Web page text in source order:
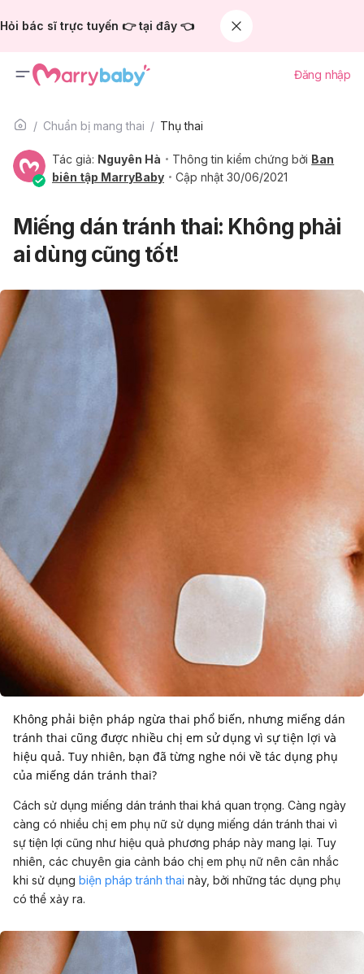
Hỏi bác sĩ trực tuyến 👉 tại đây 👈
Đăng nhập
Chuẩn bị mang thai Thụ thai
Tác giả: Nguyên Hà Thông tin kiểm chứng bởi Ban
biên tập MarryBaby
Cập nhật 30/06/2021
Miếng dán tránh thai: Không phải
ai dùng cũng tốt!
Không phải biện pháp ngừa thai phổ biến, nhưng miếng dán
tránh thai cũng được nhiều chị em sử dụng vì sự tiện lợi và
hiệu quả. Tuy nhiên, bạn đã từng nghe nói về tác dụng phụ
của miếng dán tránh thai?
Cách sử dụng miếng dán tránh thai khá quan trọng. Càng ngày
càng có nhiều chị em phụ nữ sử dụng miếng dán tránh thai vì
sự tiện lợi cũng như hiệu quả phương pháp này mang lại. Tuy
nhiên, các chuyên gia cảnh báo chị em phụ nữ nên cân nhắc
khi sử dụng biện pháp tránh thai này, bởi những tác dụng phụ
có thể xảy ra.